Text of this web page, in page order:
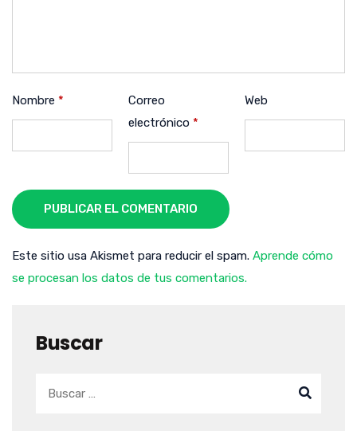
Nombre *
Correo
electrónico *
Web
PUBLICAR EL COMENTARIO
Este sitio usa Akismet para reducir el spam. Aprende cómo
se procesan los datos de tus comentarios.
Buscar